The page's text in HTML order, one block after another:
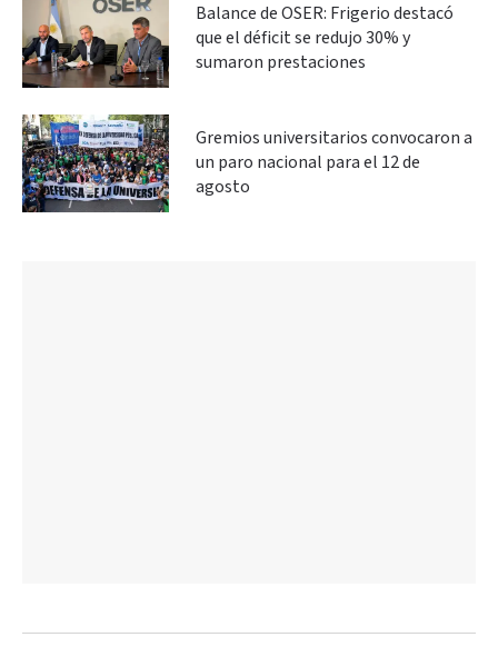
Balance de OSER: Frigerio destacó
que el déficit se redujo 30% y
sumaron prestaciones
Gremios universitarios convocaron a
un paro nacional para el 12 de
agosto